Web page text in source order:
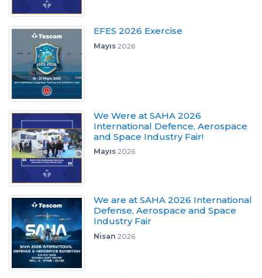
EFES 2026 Exercise
Mayıs2026
We Were at SAHA 2026
International Defence, Aerospace
and Space Industry Fair!
Mayıs2026
We are at SAHA 2026 International
Defense, Aerospace and Space
Industry Fair
Nisan 2026